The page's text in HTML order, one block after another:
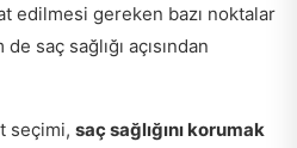
edilmesi gereken bazı noktalar
saç sağlığı açısından
seçimi, saç sağlığını korumak